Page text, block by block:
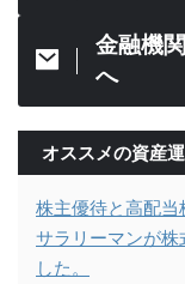
金融機
へ
オススメの資産
株主優待と高配
サラリーマンが株
した。